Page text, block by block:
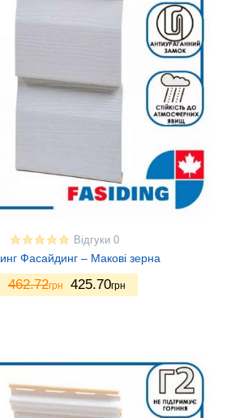
Відгуки 0
Фасайдинг – Макові зерна
462.72грн 425.70грн